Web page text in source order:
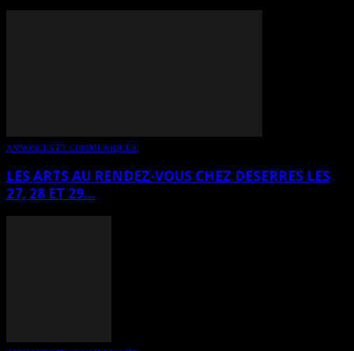
ANNONCES ET COMMUNIQUÉS
LES ARTS AU RENDEZ-VOUS CHEZ DESERRES LES
27, 28 ET 29...